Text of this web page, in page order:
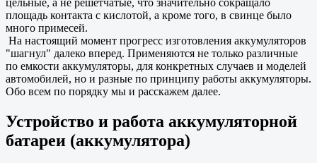
площадь контакта с кислотой, а кроме того, в свинце было
много примесей.
На настоящий момент прогресс изготовления аккумуляторов
"шагнул" далеко вперед. Применяются не только различные
по емкости аккумуляторы, для конкретных случаев и моделей
автомобилей, но и разные по принципу работы аккумуляторы.
Обо всем по порядку мы и расскажем далее.
Устройство и работа аккумуляторной
батареи (аккумулятора)